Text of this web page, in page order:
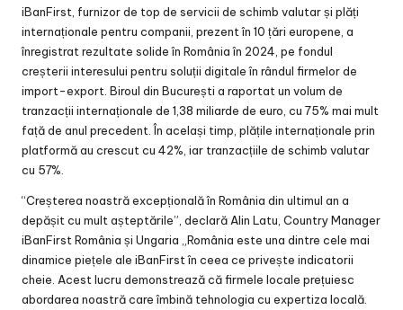
iBanFirst, furnizor de top de servicii de schimb valutar și plăți
internaționale pentru companii, prezent în 10 țări europene, a
înregistrat rezultate solide în România în 2024, pe fondul
creșterii interesului pentru soluții digitale în rândul firmelor de
import-export. Biroul din București a raportat un volum de
tranzacții internaționale de 1,38 miliarde de euro, cu 75% mai mult
față de anul precedent. În același timp, plățile internaționale prin
platformă au crescut cu 42%, iar tranzacțiile de schimb valutar
cu 57%.
“Creșterea noastră excepțională în România din ultimul an a
depășit cu mult așteptările”, declară Alin Latu, Country Manager
iBanFirst România și Ungaria „România este una dintre cele mai
dinamice piețele ale iBanFirst în ceea ce privește indicatorii
cheie. Acest lucru demonstrează că firmele locale prețuiesc
abordarea noastră care îmbină tehnologia cu expertiza locală.